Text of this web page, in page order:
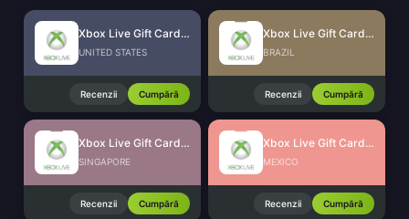
Xbox Live Gift Card (US)
UNITED STATES
Recenzii Cumpără
Xbox Live Gift Card (BR)
BRAZIL
Recenzii Cumpără
Xbox Live Gift Card (SG)
SINGAPORE
Recenzii Cumpără
Xbox Live Gift Card (MX)
MEXICO
Recenzii Cumpără